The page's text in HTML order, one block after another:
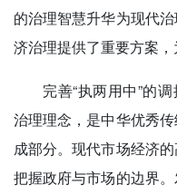
的治理智慧升华为现代
济治理提供了重要方案，
完善“执两用中”的
治理理念，是中华优秀
成部分。现代市场经济
把握政府与市场的边界